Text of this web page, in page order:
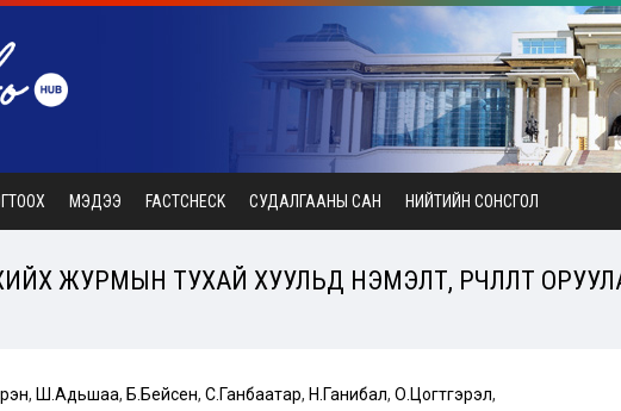
МЭДЭЭ FACTCHECK СУДАЛГААНЫ САН НИЙТИЙН СОНСГОЛ
ЖУРМЫН ТУХАЙ ХУУЛЬД НЭМЭЛТ, ӨӨРЧЛӨЛТ
, Ш.Адьшаа, Б.Бейсен, С.Ганбаатар, Н.Ганибал, О.Цогтгэрэл,